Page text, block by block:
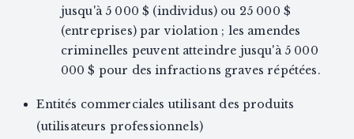
jusqu'à 5 000 $ (individus) ou 25 000 $
(entreprises) par violation ; les amendes
criminelles peuvent atteindre jusqu'à 5 000
000 $ pour des infractions graves répétées.
Entités commerciales utilisant des produits
(utilisateurs professionnels)